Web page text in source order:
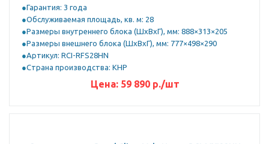
Гарантия: 3 года
Обслуживаемая площадь, кв. м: 28
Размеры внутреннего блока (ШхВхГ), мм: 888×313×205
Размеры внешнего блока (ШхВхГ), мм: 777×498×290
Артикул: RCI-RFS28HN
Страна производства: КНР
Цена: 59 890р./шт